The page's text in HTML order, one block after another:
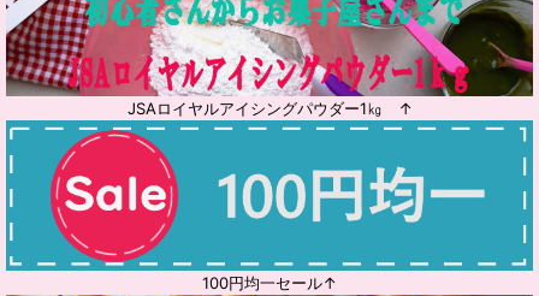
JSAロイヤルアイシングパウダー1㎏ ↑
100円均一セール↑